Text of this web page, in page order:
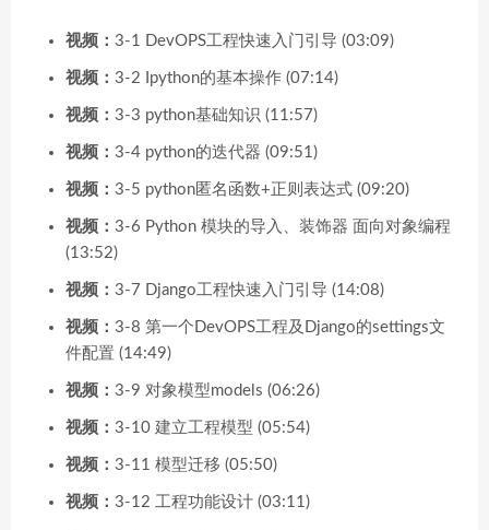
视频： 3-1 DevOPS工程快速入门引导 (03:09)
视频： 3-2 Ipython的基本操作 (07:14)
视频： 3-3 python基础知识 (11:57)
视频： 3-4 python的迭代器 (09:51)
视频： 3-5 python匿名函数+正则表达式 (09:20)
视频： 3-6 Python 模块的导入、装饰器 面向对象编程
(13:52)
视频： 3-7 Django工程快速入门引导 (14:08)
视频： 3-8 第一个DevOPS工程及Django的settings文
件配置 (14:49)
视频： 3-9 对象模型models (06:26)
视频： 3-10 建立工程模型 (05:54)
视频： 3-11 模型迁移 (05:50)
视频： 3-12 工程功能设计 (03:11)